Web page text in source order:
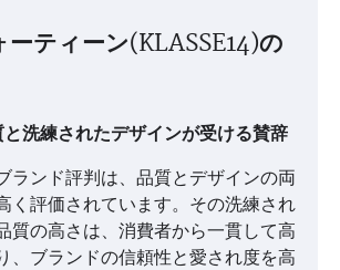
ティーン(KLASSE14)の
洗練されたデザインが受ける賛辞
ランド評判は、品質とデザインの両
く評価されています。その洗練され
質の高さは、消費者から一貫して高
、ブランドの信頼性と愛され度を高